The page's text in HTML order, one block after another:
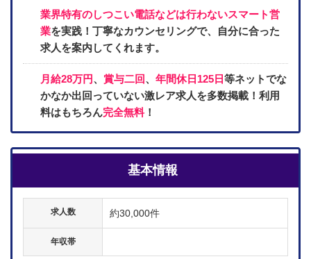
業界特有のしつこい電話などは行わないスマート営
業を実践！丁寧なカウンセリングで、自分に合った
求人を案内してくれます。
月給28万円、 賞与二回、 年間休日125日等ネットでな
かなか出回っていない激レア求人を多数掲載！利用
料はもちろん完全無料！
基本情報
求人数 約30,000件
年収帯